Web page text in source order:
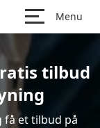
Menu
tilbud
få et tilbud på